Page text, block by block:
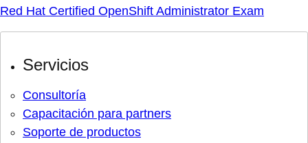
Red Hat Certified OpenShift Administrator Exam
Servicios
Consultoría
Capacitación para partners
Soporte de productos